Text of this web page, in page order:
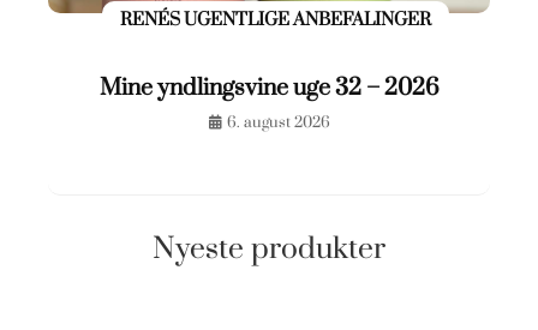
RENÉS UGENTLIGE ANBEFALINGER
Mine yndlingsvine uge 32 – 2026
6. august 2026
Nyeste produkter